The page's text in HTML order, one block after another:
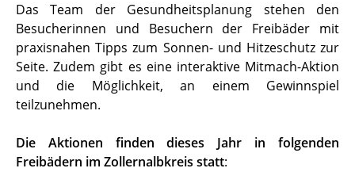
Das Team der Gesundheitsplanung stehen den
Besucherinnen und Besuchern der Freibäder mit
praxisnahen Tipps zum Sonnen- und Hitzeschutz zur
Seite. Zudem gibt es eine interaktive Mitmach-Aktion
und die Möglichkeit, an einem Gewinnspiel
teilzunehmen.
Die Aktionen finden dieses Jahr in folgenden
Freibädern im Zollernalbkreis statt: